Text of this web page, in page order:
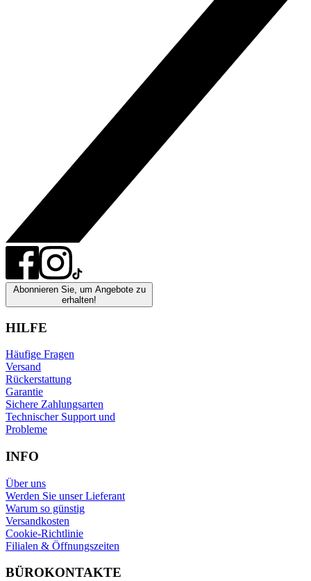
Abonnieren Sie, um Angebote zu
erhalten!
HILFE
Häufige Fragen
Versand
Rückerstattung
Garantie
Sichere Zahlungsarten
Technischer Support und
Probleme
INFO
Über uns
Werden Sie unser Lieferant
Warum so günstig
Versandkosten
Cookie-Richtlinie
Filialen & Öffnungszeiten
BÜROKONTAKTE